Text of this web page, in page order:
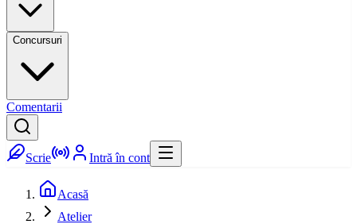
Concursuri
Comentarii
Scrie Intră în cont
Acasă
Atelier